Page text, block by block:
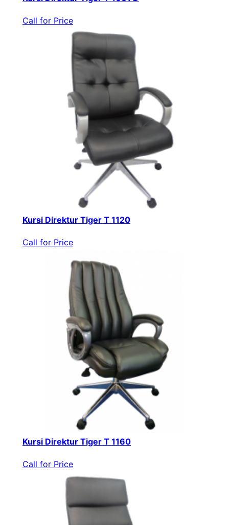
Call for Price
Kursi Direktur Tiger T 1120
Call for Price
Kursi Direktur Tiger T 1160
Call for Price